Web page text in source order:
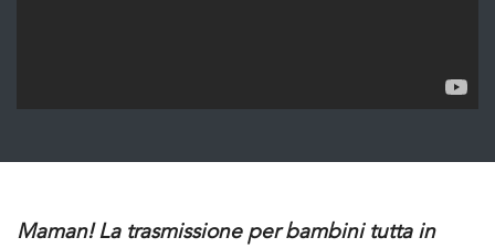
Maman! La trasmissione per bambini tutta in